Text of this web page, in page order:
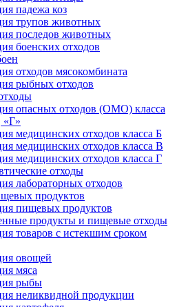
падежа коз
трупов животных
последов животных
боенских отходов
отходов мясокомбината
рыбных отходов
опасных отходов (ОМО) класса
«Г»
медицинских отходов класса Б
медицинских отходов класса В
медицинских отходов класса Г
отходы
лабораторных отходов
продуктов
пищевых продуктов
продукты и пищевые отходы
товаров с истекшим сроком
овощей
мяса
рыбы
неликвидной продукции